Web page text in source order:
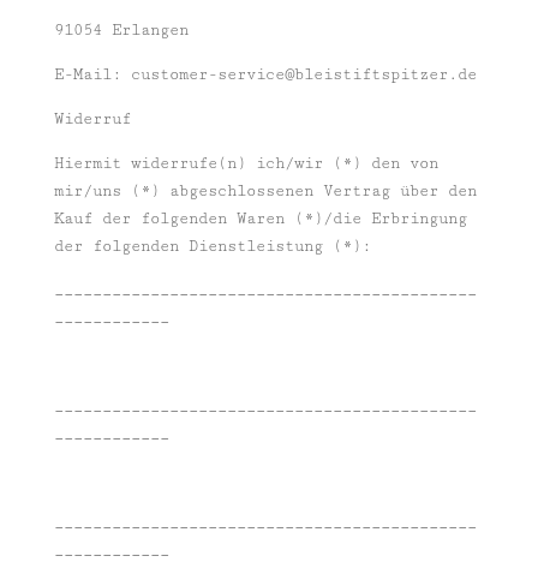
91054 Erlangen
E-Mail: customer-service@bleistiftspitzer.de
Widerruf
Hiermit widerrufe(n) ich/wir (*) den von
mir/uns (*) abgeschlossenen Vertrag über den
Kauf der folgenden Waren (*)/die Erbringung
der folgenden Dienstleistung (*):
____________________________________________
____________
____________________________________________
____________
____________________________________________
____________